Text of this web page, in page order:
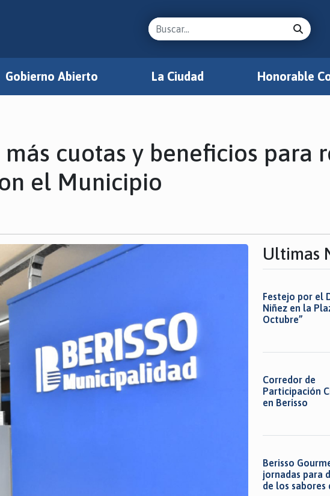
Gobierno Abierto La Ciudad Honorable
más cuotas y beneficios para
el Municipio
Ultimas
Festejo por el
Niñez en la
Octubre”
Corredor de
Participación
en Berisso
Berisso
jornadas para
de los sabores